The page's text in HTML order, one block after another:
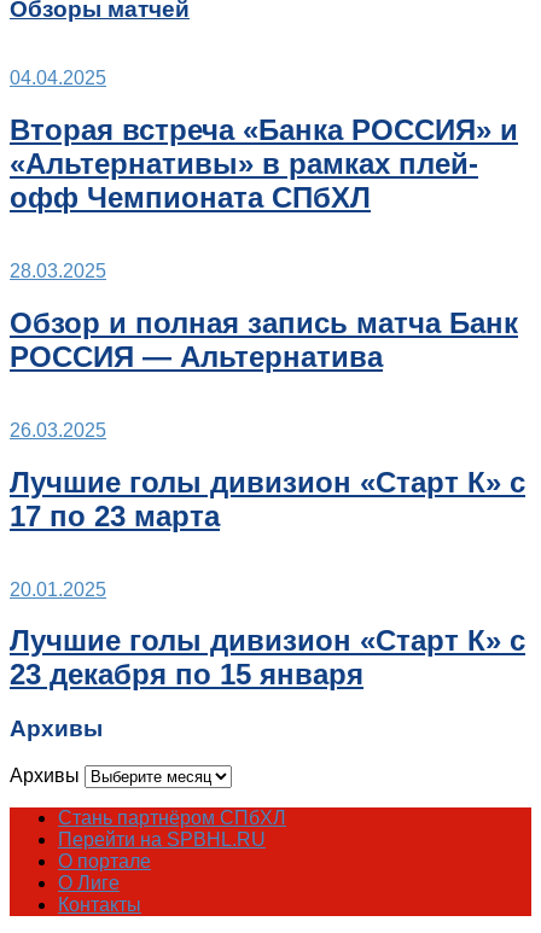
Обзоры матчей
04.04.2025
Вторая встреча «Банка РОССИЯ» и
«Альтернативы» в рамках плей-
офф Чемпионата СПбХЛ
28.03.2025
Обзор и полная запись матча Банк
РОССИЯ — Альтернатива
26.03.2025
Лучшие голы дивизион «Старт К» с
17 по 23 марта
20.01.2025
Лучшие голы дивизион «Старт К» с
23 декабря по 15 января
Архивы
Архивы
Стань партнёром СПбХЛ
Перейти на SPBHL.RU
О портале
О Лиге
Контакты